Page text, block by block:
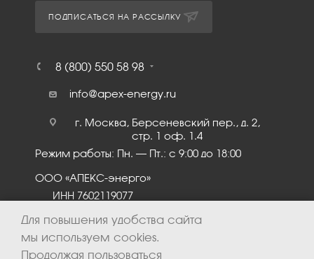
ПОДПИСАТЬСЯ НА РАССЫЛКУ
8 (800) 550 58 98
info@apex-energy.ru
г. Москва, Берсеневский пер., д. 2,
стр. 1 оф. 1.4
Режим работы: Пн. – Пт.: с 9:00 до 18:00
ООО «АПЕКС-энерго»
ИНН 7602119077
Для повышения удобства сайта
мы используем cookies.
Продолжая пользоваться